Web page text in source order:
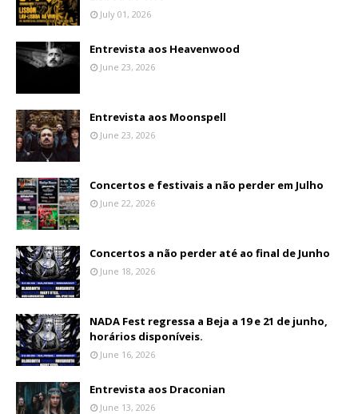
July 01, 2026
Entrevista aos Heavenwood
June 23, 2026
Entrevista aos Moonspell
June 23, 2026
Concertos e festivais a não perder em Julho
June 22, 2026
Concertos a não perder até ao final de Junho
June 18, 2026
NADA Fest regressa a Beja a 19 e 21 de junho,
horários disponíveis.
June 16, 2026
Entrevista aos Draconian
June 13, 2026